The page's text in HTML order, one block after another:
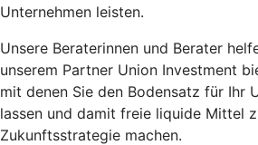
Unternehmen leisten.
Unsere Beraterinnen und Berater
unserem Partner Union Investment
mit denen Sie den Bodensatz für Ihr
lassen und damit freie liquide Mittel
Zukunftsstrategie machen.